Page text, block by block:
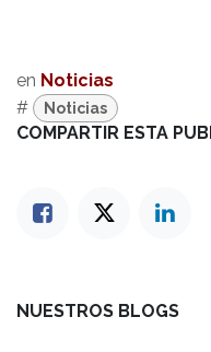
en Noticias
#
Noticias
COMPARTIR ESTA
NUESTROS BLOGS